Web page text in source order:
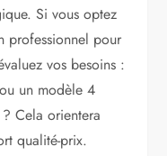
Si vous optez
professionnel pour
vos besoins :
un modèle 4
Cela orientera
qualité-prix.